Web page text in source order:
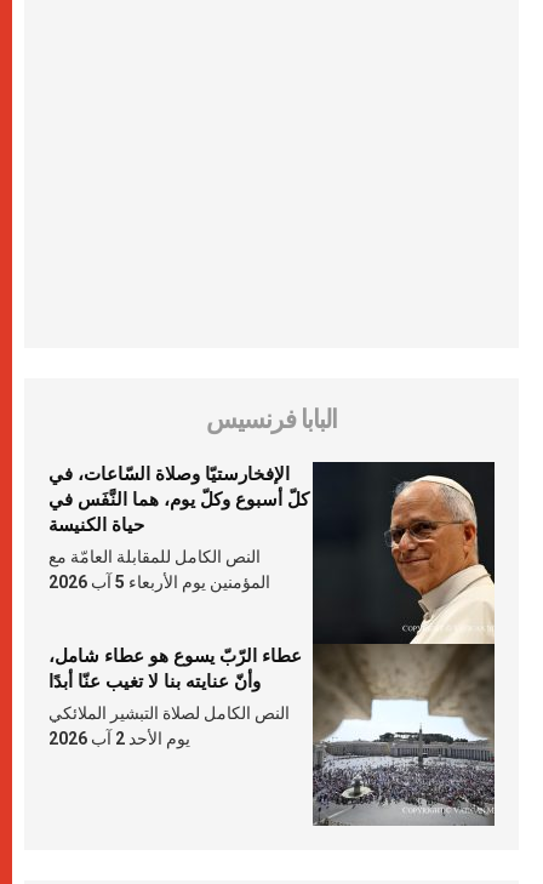
البابا فرنسيس
الإفخارستيّا وصلاة السّاعات، في
كلّ أسبوع وكلّ يوم، هما النَّفَس في
حياة الكنيسة
النص الكامل للمقابلة العامّة مع
المؤمنين يوم الأربعاء 5 آب 2026
عطاء الرّبّ يسوع هو عطاء شامل،
وأنّ عنايته بنا لا تغيب عنّا أبدًا
النص الكامل لصلاة التبشير الملائكي
يوم الأحد 2 آب 2026